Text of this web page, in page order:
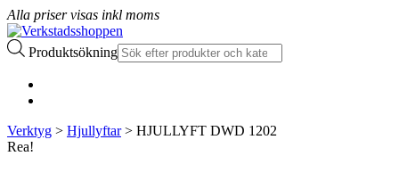
Alla priser visas inkl moms
Produktsökning
Verktyg > Hjullyftar> HJULLYFT DWD 1202
Rea!